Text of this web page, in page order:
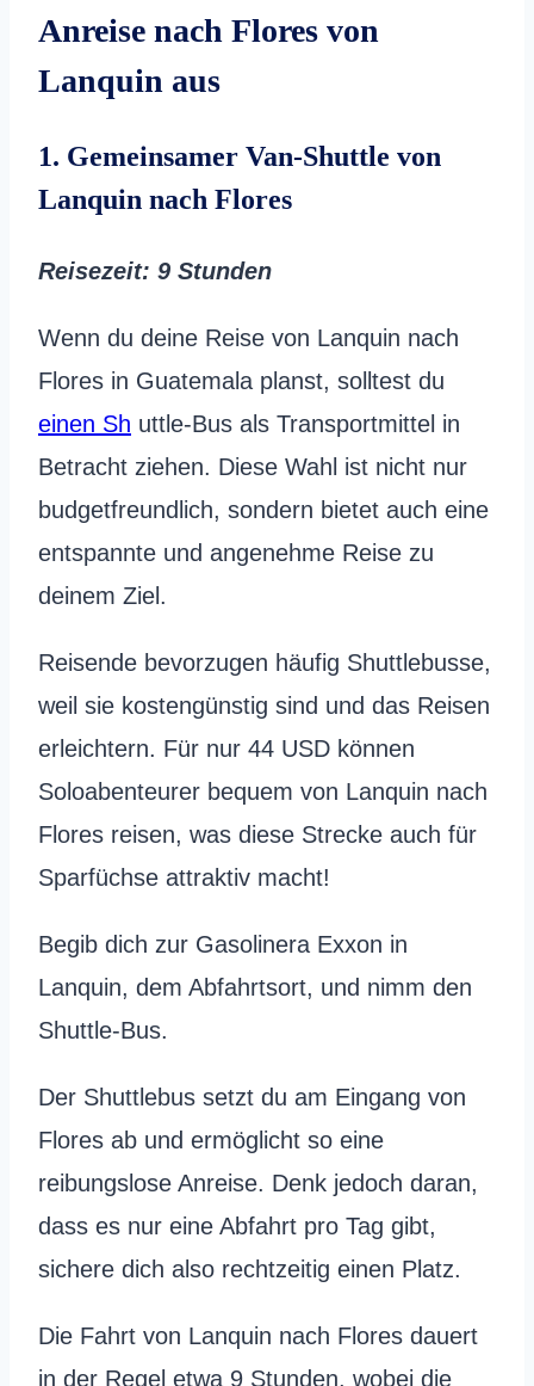
Anreise nach Flores von
Lanquin aus
1. Gemeinsamer Van-Shuttle von
Lanquin nach Flores
Reisezeit: 9 Stunden
Wenn du deine Reise von Lanquin nach
Flores in Guatemala planst, solltest du
einen Sh uttle-Bus als Transportmittel in
Betracht ziehen. Diese Wahl ist nicht nur
budgetfreundlich, sondern bietet auch eine
entspannte und angenehme Reise zu
deinem Ziel.
Reisende bevorzugen häufig Shuttlebusse,
weil sie kostengünstig sind und das Reisen
erleichtern. Für nur 44 USD können
Soloabenteurer bequem von Lanquin nach
Flores reisen, was diese Strecke auch für
Sparfüchse attraktiv macht!
Begib dich zur Gasolinera Exxon in
Lanquin, dem Abfahrtsort, und nimm den
Shuttle-Bus.
Der Shuttlebus setzt du am Eingang von
Flores ab und ermöglicht so eine
reibungslose Anreise. Denk jedoch daran,
dass es nur eine Abfahrt pro Tag gibt,
sichere dich also rechtzeitig einen Platz.
Die Fahrt von Lanquin nach Flores dauert
in der Regel etwa 9 Stunden, wobei die